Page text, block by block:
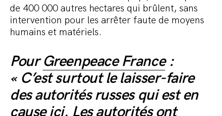
de 400 000 autres hectares qui brûlent, sans
intervention pour les arrêter faute de moyens
humains et matériels.
PourGreenpeace France:
« C’est surtout le laisser-faire
des autorités russes qui est en
cause ici. Les autorités ont